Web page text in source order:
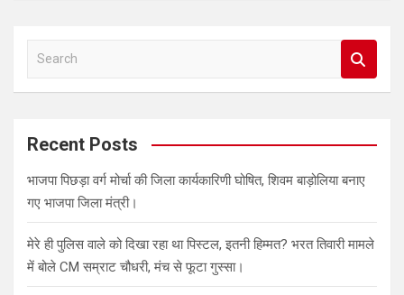
a
cRecent Posts
भाजपा पिछड़ा वर्ग मोर्चा की जिला कार्यकारिणी घोषित, शिवम बाड़ोलिया बनाए
गए भाजपा जिला मंत्री।
मेरे ही पुलिस वाले को दिखा रहा था पिस्टल, इतनी हिम्मत? भरत तिवारी मामले
में बोले CM सम्राट चौधरी, मंच से फूटा गुस्सा।